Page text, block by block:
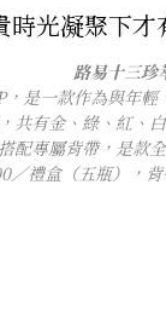
時光凝聚下才
路易十三珍
是一款作為與年
共有金、綠、紅、
配專屬背帶，是款
／禮盒（五瓶），